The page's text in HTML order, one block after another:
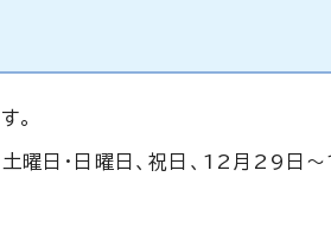
。
曜日・日曜日、祝日、12月29日